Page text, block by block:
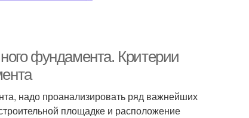
фундамента. Критерии
надо проанализировать ряд важнейших
площадке и расположение